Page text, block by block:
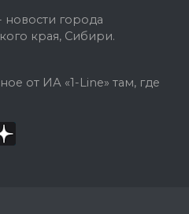
новости города
края, Сибири.
от ИА «1-Line» там, где